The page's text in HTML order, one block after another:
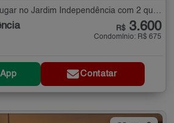
R$ 3.600
Condomínio: R$ 675
Contatar